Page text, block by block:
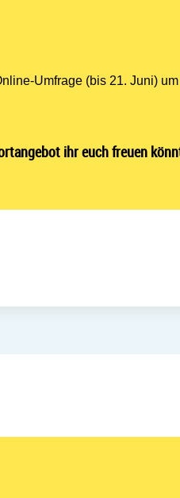
Umfrage (bis 21. Juni)
ihr euch freuen